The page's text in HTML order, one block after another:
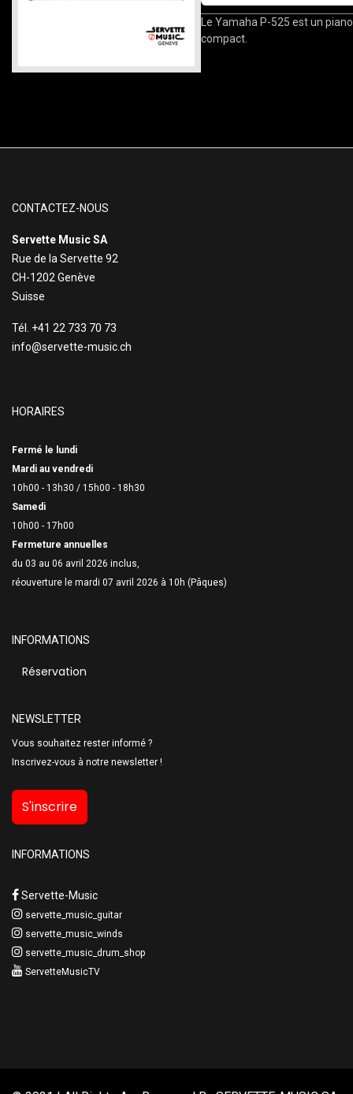
Le Yamaha P-525 est un
compact.
CONTACTEZ-NOUS
Servette Music SA
Rue de la Servette 92
CH-1202 Genève
Suisse
Tél. +41 22 733 70 73
info@servette-music.ch
HORAIRES
Fermé le lundi
Mardi au vendredi
10h00 - 13h30 / 15h00 - 18h30
Samedi
10h00 - 17h00
Fermeture annuelles
du 03 au 06 avril 2026 inclus,
réouverture le mardi 07 avril 2026 à 10h (Pâques)
INFORMATIONS
Réservation
NEWSLETTER
Vous souhaitez rester informé ?
Inscrivez-vous à notre newsletter !
S'inscrire
INFORMATIONS
Servette-Music
servette_music_guitar
servette_music_winds
servette_music_drum_shop
ServetteMusicTV